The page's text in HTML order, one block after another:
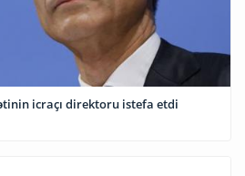
icraçı direktoru istefa etdi